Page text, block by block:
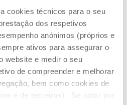
cookies técnicos para o seu
dos respetivos
anónimos (próprios e
ativos para assegurar o
website e medir o seu
de compreender e melhorar
bem como cookies de
e de terceiros). Se optar por